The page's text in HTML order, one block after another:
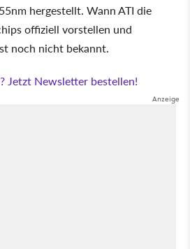
hergestellt. Wann ATI die
offiziell vorstellen und
noch nicht bekannt.
Jetzt Newsletter bestellen!